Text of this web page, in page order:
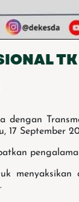
dengan
17 September
menyaksikan